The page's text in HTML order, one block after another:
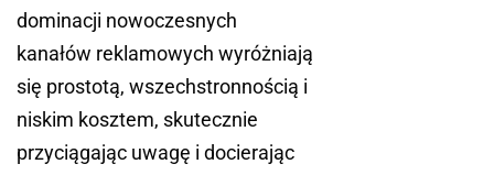
dominacji nowoczesnych
kanałów reklamowych wyróżniają
się prostotą, wszechstronnością i
niskim kosztem, skutecznie
przyciągając uwagę i docierając